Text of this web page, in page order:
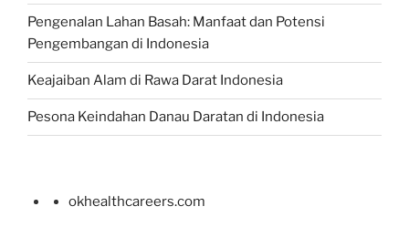
Pengenalan Lahan Basah: Manfaat dan Potensi
Pengembangan di Indonesia
Keajaiban Alam di Rawa Darat Indonesia
Pesona Keindahan Danau Daratan di Indonesia
okhealthcareers.com